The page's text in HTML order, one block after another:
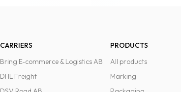
CARRIERS
Bring E-commerce & Logistics AB
DHL Freight
PRODUCTS
All products
Marking